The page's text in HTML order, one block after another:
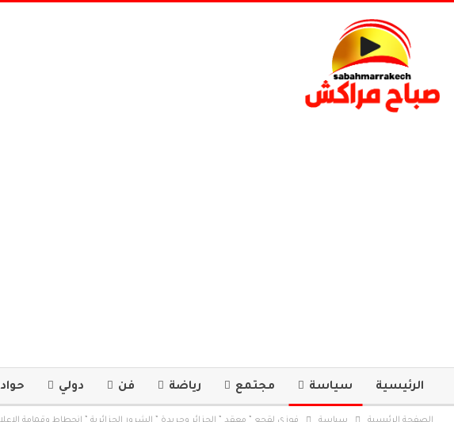
الرئيسية سياسة مجتمع رياضة فن دولي